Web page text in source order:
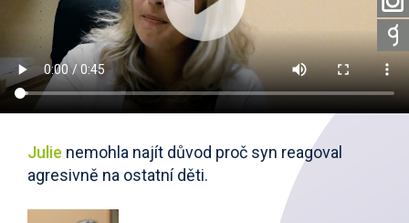
Julie nemohla najít důvod proč syn reagoval
agresivně na ostatní děti.